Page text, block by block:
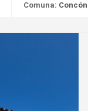
Comuna: Concón